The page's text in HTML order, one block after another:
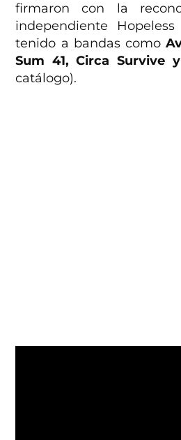
firmaron con la
independiente
tenido a bandas como
Sum 41, Circa Survive
catálogo).